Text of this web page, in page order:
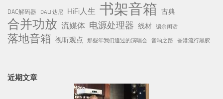
DAC解码器 DALI 达尼 HiFi人生 书架音箱 古典
合并功放 流媒体 电源处理器 线材 编余闲话
落地音箱 视听观点 那些年我们追过的演唱会 音响之路 香港流行黑胶
近期文章